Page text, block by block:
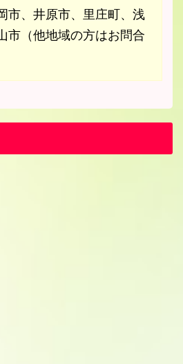
市、井原市、里庄町、浅
市（他地域の方はお問合